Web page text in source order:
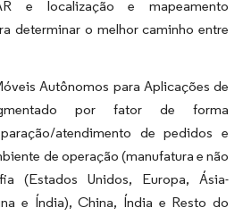
e localização e mapeamento
determinar o melhor caminho entre
Autônomos para Aplicações de
por fator de forma
atendimento de pedidos e
de operação (manufatura e não
(Estados Unidos, Europa, Ásia-
e Índia), China, Índia e Resto do